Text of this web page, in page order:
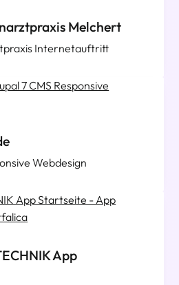
Melchert
Internetauftritt
Webdesign
App